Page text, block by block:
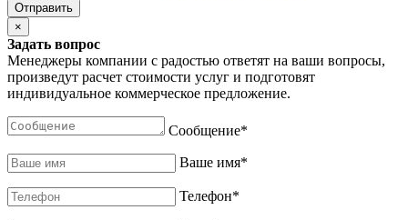
×
Задать вопрос
Менеджеры компании с радостью ответят на ваши вопросы,
произведут расчет стоимости услуг и подготовят
индивидуальное коммерческое предложение.
Сообщение*
Ваше имя*
Телефон*